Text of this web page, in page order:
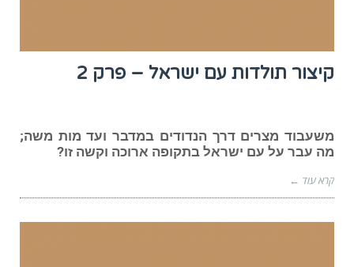
קיצור תולדות עם ישראל – פרק 2
משעבוד מצרים דרך הנדודים במדבר ועד מות משה;
מה עבר על עם ישראל בתקופה ארוכה וקשה זו?
קרא עוד ←